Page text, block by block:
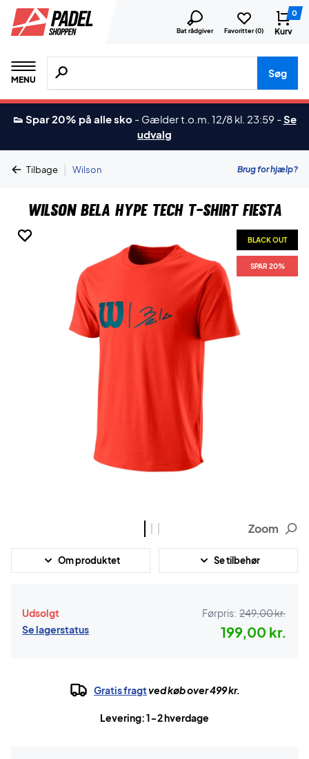
Bat rådgiver Favoritter (0)
0
Kurv
MENU
Søg efter produkter, mærker etc.
Søg
👟 Spar 20% på alle sko - Gælder t.o.m. 12/8 kl. 23:59 -Se
udvalg
Tilbage | Wilson Brug for hjælp?
Wilson Bela Hype Tech T-shirt Fiesta
BLACK OUT
SPAR 20%
BLACK OUT
SPAR 20%
BLACK OUT
SPAR 20%
Zoom
Om produktet Se tilbehør
Udsolgt
Se lagerstatus
Førpris: 249,00 kr.
199,00 kr.
Gratis fragtved køb over 499 kr.
Levering: 1-2 hverdage